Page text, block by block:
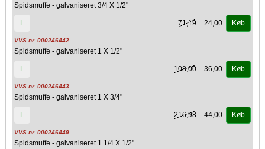
Spidsmuffe - galvaniseret 3/4 X 1/2"
L 71,19 24,00 Køb
VVS nr. 000246442
Spidsmuffe - galvaniseret 1 X 1/2"
L 108,00 36,00 Køb
VVS nr. 000246443
Spidsmuffe - galvaniseret 1 X 3/4"
L 216,98 44,00 Køb
VVS nr. 000246449
Spidsmuffe - galvaniseret 1 1/4 X 1/2"